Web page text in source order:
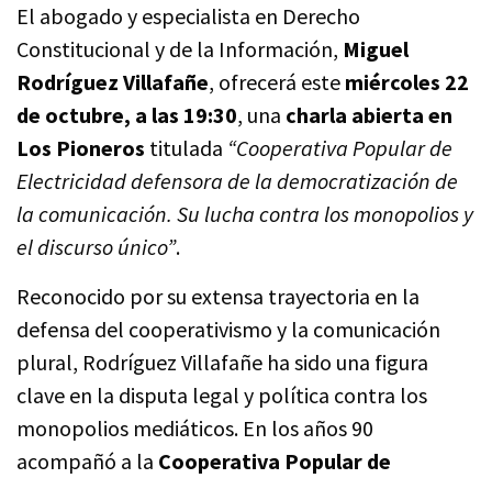
El abogado y especialista en Derecho
Constitucional y de la Información, Miguel
Rodríguez Villafañe, ofrecerá este miércoles 22
de octubre, a las 19:30, una charla abierta en
Los Pioneros titulada “Cooperativa Popular de
Electricidad defensora de la democratización de
la comunicación. Su lucha contra los monopolios y
el discurso único”.
Reconocido por su extensa trayectoria en la
defensa del cooperativismo y la comunicación
plural, Rodríguez Villafañe ha sido una figura
clave en la disputa legal y política contra los
monopolios mediáticos. En los años 90
acompañó a la Cooperativa Popular de